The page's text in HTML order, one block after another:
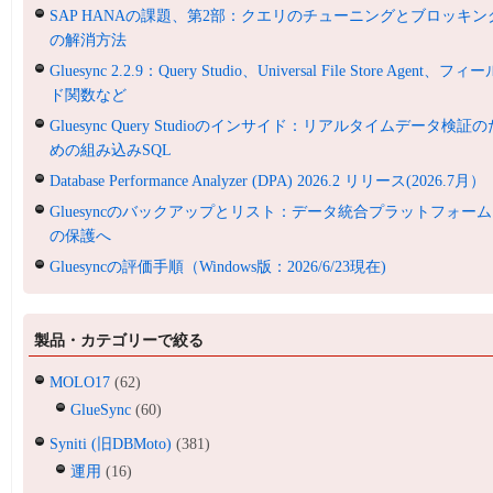
SAP HANAの課題、第2部：クエリのチューニングとブロッキン
の解消方法
Gluesync 2.2.9：Query Studio、Universal File Store Agent、フィー
ド関数など
Gluesync Query Studioのインサイド：リアルタイムデータ検証の
めの組み込みSQL
Database Performance Analyzer (DPA) 2026.2 リリース(2026.7月）
Gluesyncのバックアップとリスト：データ統合プラットフォーム
の保護へ
Gluesyncの評価手順（Windows版：2026/6/23現在)
製品・カテゴリーで絞る
MOLO17 (62)
GlueSync (60)
Syniti (旧DBMoto) (381)
運用 (16)